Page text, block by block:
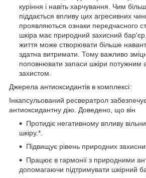
куріння і навіть харчування. Чим
піддається впливу цих агресивних
проявляються ознаки передчасного
шкіра має природний захисний
життя може створювати більше
здатна витримати. Тому важливо
поповнювати запаси шкіри потужним
захистом.
Джерела антиоксидантів в комплексі:
Інкапсульований ресвератрол
антиоксидантну дію. Доведено, що він
Протидіє негативному впливу
шкіру.*.
Підвищує рівень природних
Працює в гармонії з природними
допомагаючи підтримувати шкірний